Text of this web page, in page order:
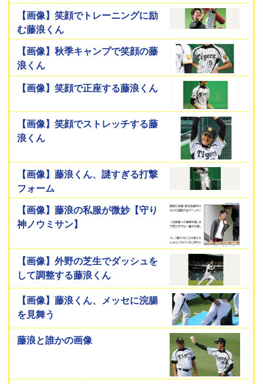
【画像】笑顔でトレーニングに励
む藤浪くん
【画像】秋季キャンプで笑顔の藤
浪くん
【画像】笑顔で正座する藤浪くん
【画像】笑顔でストレッチする藤
浪くん
【画像】藤浪くん、謎すぎる打撃
フォーム
【画像】藤浪の私服が微妙【守り
神ノウミサン】
【画像】外野の芝生でダッシュを
して調整する藤浪くん
【画像】藤浪くん、メッセに浣腸
を見舞う
藤浪と誰かの画像